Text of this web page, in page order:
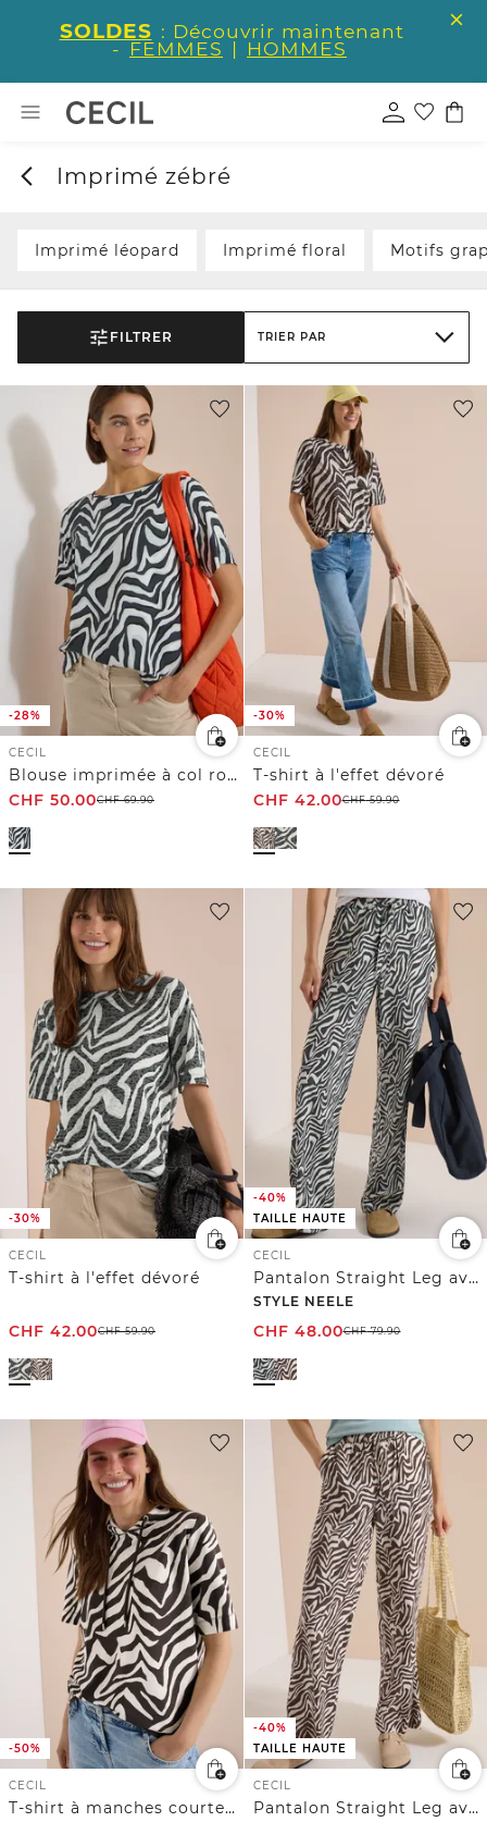
SOLDES : Découvrir maintenant
- FEMMES | HOMMES
Imprimé zébré
Imprimé léopard Imprimé floral Motifs
FILTRER TRIER PAR
-28%
CECIL
Blouse imprimée à col rond
CHF 50.00CHF69.90
-30%
CECIL
T-shirt à l'effet dévoré
CHF 42.00CHF59.90
-30%
CECIL
T-shirt à l'effet dévoré
CHF 42.00CHF59.90
-40%
TAILLE HAUTE
CECIL
Pantalon Straight Leg avec imprimé zèbre
STYLE NEELE
CHF 48.00CHF79.90
-50%
CECIL
T-shirt à manches courtes avec capuche et structure
-40%
TAILLE HAUTE
CECIL
Pantalon Straight Leg avec imprimé zèbre